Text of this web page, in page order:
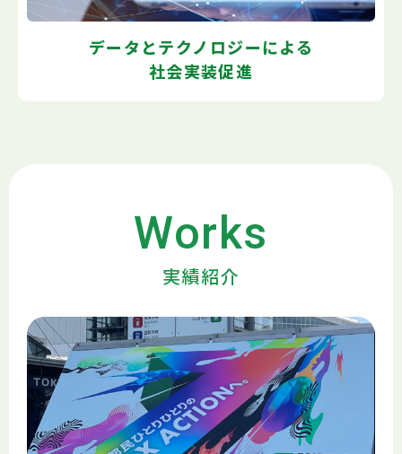
データとテクノロジーによる
社会実装促進
Works
実績紹介